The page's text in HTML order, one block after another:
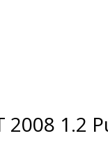
2008 1.2